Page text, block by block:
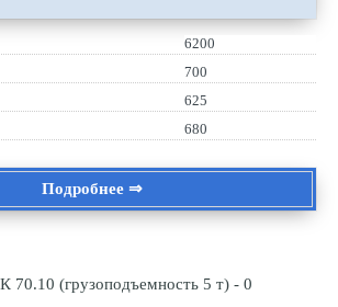
6200
700
625
680
Подробнее ⇒